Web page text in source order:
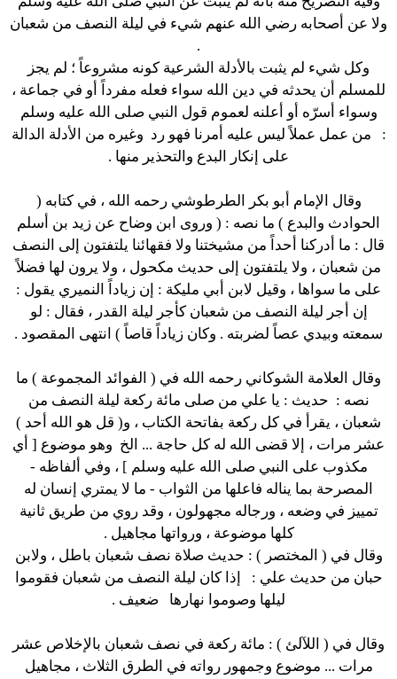
ولا عن أصحابه رضي الله عنهم شيء في ليلة النصف من شعبان
.
وكل شيء لم يثبت بالأدلة الشرعية كونه مشروعاً ؛ لم يجز
للمسلم أن يحدثه في دين الله سواء فعله مفرداً أو في جماعة ،
وسواء أسرّه أو أعلنه لعموم قول النبي صلى الله عليه وسلم
:
من عمل عملاً ليس عليه أمرنا فهو رد وغيره من الأدلة الدالة
على إنكار البدع والتحذير منها .
وقال الإمام أبو بكر الطرطوشي رحمه الله ، في كتابه (
الحوادث والبدع ) ما نصه : ( وروى ابن وضاح عن زيد بن أسلم
قال : ما أدركنا أحداً من مشيختنا ولا فقهائنا يلتفتون إلى النصف
من شعبان ، ولا يلتفتون إلى حديث مكحول ، ولا يرون لها فضلاً
على ما سواها ، وقيل لابن أبي مليكة : إن زياداً النميري يقول :
إن أجر ليلة النصف من شعبان كأجر ليلة القدر ، فقال : لو
سمعته وبيدي عصاً لضربته . وكان زياداً قاصاً ) انتهى المقصود .
وقال العلامة الشوكاني رحمه الله في ( الفوائد المجموعة ) ما
نصه : حديث : يا علي من صلى مائة ركعة ليلة النصف من
شعبان ، يقرأ في كل ركعة بفاتحة الكتاب ، و( قل هو الله أحد )
عشر مرات ، إلا قضى الله له كل حاجة ... الخ وهو موضوع [ أي
مكذوب على النبي صلى الله عليه وسلم ] ، وفي ألفاظه -
المصرحة بما يناله فاعلها من الثواب - ما لا يمتري إنسان له
تمييز في وضعه ، ورجاله مجهولون ، وقد روي من طريق ثانية
كلها موضوعة ، ورواتها مجاهيل .
وقال في ( المختصر ) : حديث صلاة نصف شعبان باطل ، ولابن
حبان من حديث علي :
إذا كان ليلة النصف من شعبان فقوموا
ليلها وصوموا نهارها
ضعيف .
وقال في ( اللآلئ ) : مائة ركعة في نصف شعبان بالإخلاص عشر
مرات ... موضوع وجمهور رواته في الطرق الثلاث ، مجاهيل